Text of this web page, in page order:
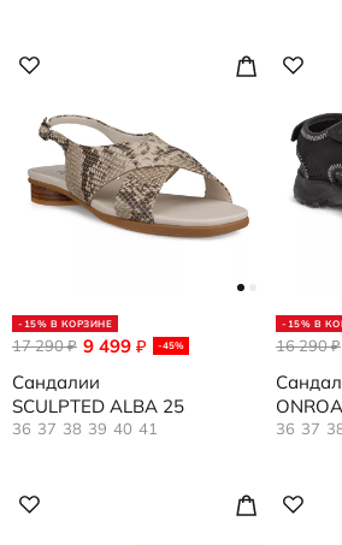
-15% В КОРЗИНЕ
9 499 ₽ -45%
17 290₽
Сандалии
SCULPTED ALBA 25
36 37 38 39 40 41
-15% В
16 290₽
36 37